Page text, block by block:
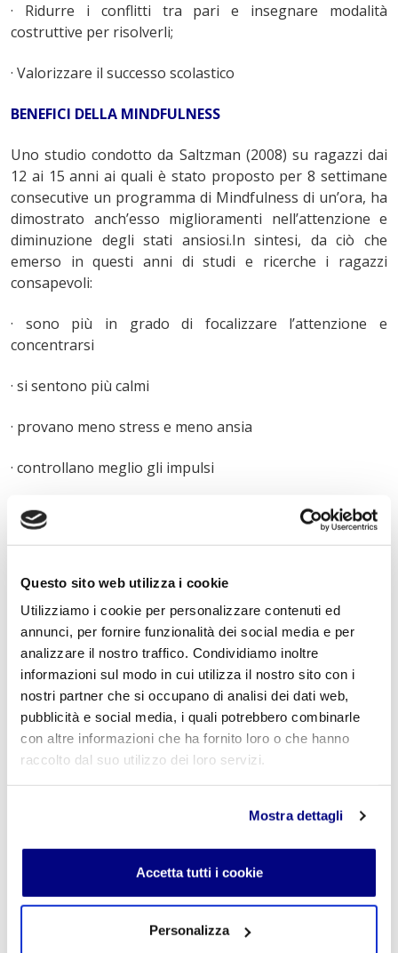
Questo sito web utilizza i cookie
Utilizziamo i cookie per personalizzare contenuti ed
annunci, per fornire funzionalità dei social media e per
analizzare il nostro traffico. Condividiamo inoltre
informazioni sul modo in cui utilizza il nostro sito con i
nostri partner che si occupano di analisi dei dati web,
pubblicità e social media, i quali potrebbero combinarle
con altre informazioni che ha fornito loro o che hanno
raccolto dal suo utilizzo dei loro servizi.
Mostra dettagli
Accetta tutti i cookie
Personalizza
· Ridurre i conflitti tra pari e insegnare modalità
costruttive per risolverli;
· Valorizzare il successo scolastico
BENEFICI DELLA MINDFULNESS
Uno studio condotto da Saltzman (2008) su ragazzi dai
12 ai 15 anni ai quali è stato proposto per 8 settimane
consecutive un programma di Mindfulness di un’ora, ha
dimostrato anch’esso miglioramenti nell’attenzione e
diminuzione degli stati ansiosi.In sintesi, da ciò che
emerso in questi anni di studi e ricerche i ragazzi
consapevoli:
· sono più in grado di focalizzare l’attenzione e
concentrarsi
· si sentono più calmi
· provano meno stress e meno ansia
· controllano meglio gli impulsi
· hanno maggiore consapevolezza di se stessi
· sono in grado di rispondere e gestire le emozioni
· sono più empatici e collaborativi verso gli altri
« Indietro
Istituto Paritario S. Freud – Scuola Privata Milano – Scuola
paritaria: Istituto Tecnico Informatico, Istituto Tecnico
Turismo, Liceo delle Scienze Umane e Liceo Scientifico
Via Accademia, 26/29 Milano – Viale Fulvio Testi, 7 Milano – Tel.
Scuola Privata Informatica
Scuola Privata Turismo Milano-Liceo delle Scienze Umane
indirizzo Economico Sociale Milano
Liceo Scientifico Milano
Contattaci per maggiori informazioni:info@istitutofreud.it